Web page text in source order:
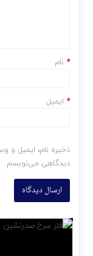
نام *
ایمیل *
ذخیره نام، ایمیل و
دیدگاهی می‌نویسم.